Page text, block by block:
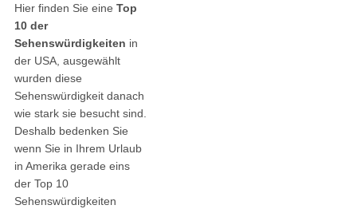
Hier finden Sie eine Top
10 der
Sehenswürdigkeiten in
der USA, ausgewählt
wurden diese
Sehenswürdigkeit danach
wie stark sie besucht sind.
Deshalb bedenken Sie
wenn Sie in Ihrem Urlaub
in Amerika gerade eins
der Top 10
Sehenswürdigkeiten